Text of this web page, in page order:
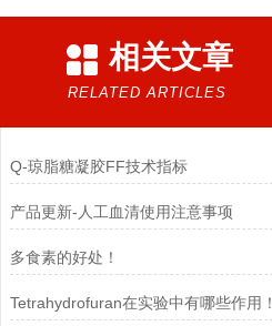
相关文章
RELATED ARTICLES
Q-琼脂糖凝胶FF技术指标
产品更新-人工血清使用注意事项
多食素的好处！
Tetrahydrofuran在实验中有哪些作用！